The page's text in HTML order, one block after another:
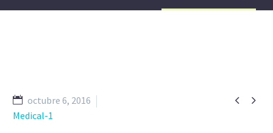
 
octubre 6, 2016
Medical-1